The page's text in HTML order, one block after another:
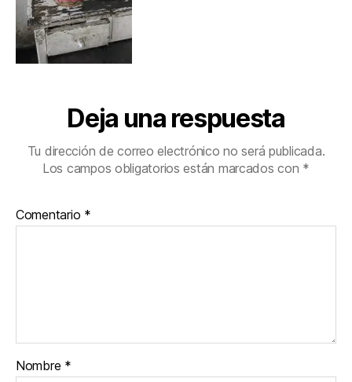
Deja una respuesta
Tu dirección de correo electrónico no será publicada.
Los campos obligatorios están marcados con *
Comentario *
Nombre *